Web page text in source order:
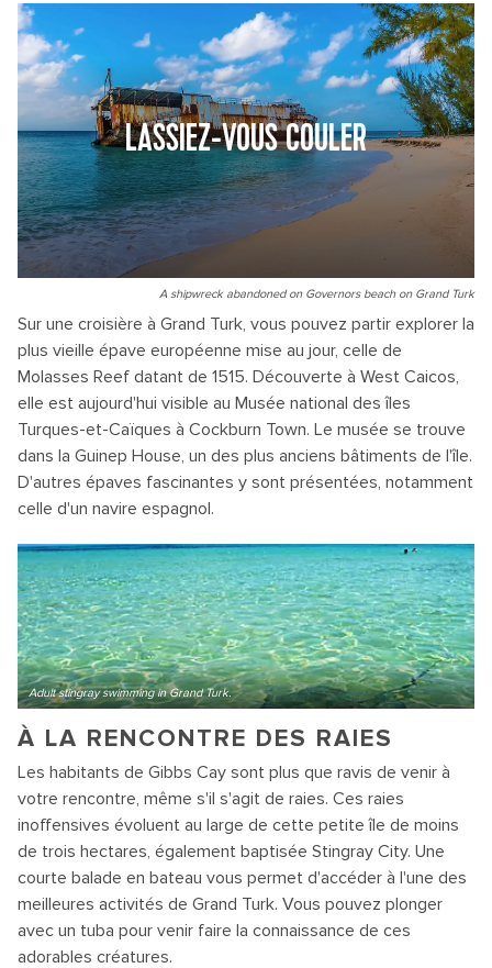
LASSIEZ-VOUS COULER
A shipwreck abandoned on Governors beach on Grand Turk
Sur une croisière à Grand Turk, vous pouvez partir explorer la
plus vieille épave européenne mise au jour, celle de
Molasses Reef datant de 1515. Découverte à West Caicos,
elle est aujourd'hui visible au Musée national des îles
Turques-et-Caïques à Cockburn Town. Le musée se trouve
dans la Guinep House, un des plus anciens bâtiments de l'île.
D'autres épaves fascinantes y sont présentées, notamment
celle d'un navire espagnol.
Adult stingray swimming in Grand Turk.
À LA RENCONTRE DES RAIES
Les habitants de Gibbs Cay sont plus que ravis de venir à
votre rencontre, même s'il s'agit de raies. Ces raies
inoffensives évoluent au large de cette petite île de moins
de trois hectares, également baptisée Stingray City. Une
courte balade en bateau vous permet d'accéder à l'une des
meilleures activités de Grand Turk. Vous pouvez plonger
avec un tuba pour venir faire la connaissance de ces
adorables créatures.